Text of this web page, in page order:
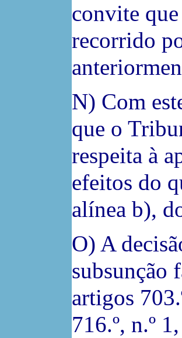
convite
recorrido
N) Com
que o
respeita à
efeitos do
alínea b),
O) A
subsunção
artigos
716.º, n.º